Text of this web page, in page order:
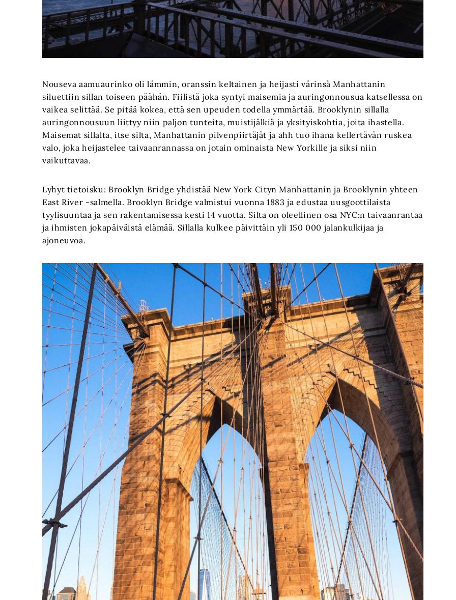
Nouseva aamuaurinko oli lämmin, oranssin keltainen ja heijasti värinsä Manhattanin
siluettiin sillan toiseen päähän. Fiilistä joka syntyi maisemia ja auringonnousua katsellessa on
vaikea selittää. Se pitää kokea, että sen upeuden todella ymmärtää. Brooklynin sillalla
auringonnousuun liittyy niin paljon tunteita, muistijälkiä ja yksityiskohtia, joita ihastella.
Maisemat sillalta, itse silta, Manhattanin pilvenpiirtäjät ja ahh tuo ihana kellertävän ruskea
valo, joka heijastelee taivaanrannassa on jotain ominaista New Yorkille ja siksi niin
vaikuttavaa.
Lyhyt tietoisku: Brooklyn Bridge yhdistää New York Cityn Manhattanin ja Brooklynin yhteen
East River -salmella. Brooklyn Bridge valmistui vuonna 1883 ja edustaa uusgoottilaista
tyylisuuntaa ja sen rakentamisessa kesti 14 vuotta. Silta on oleellinen osa NYC:n taivaanrantaa
ja ihmisten jokapäiväistä elämää. Sillalla kulkee päivittäin yli 150 000 jalankulkijaa ja
ajoneuvoa.